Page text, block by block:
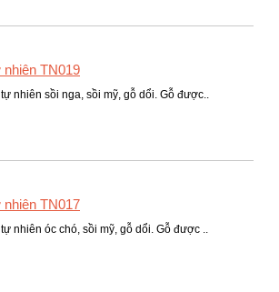
TN019
nhiên sồi nga, sồi mỹ, gỗ dổi. Gỗ được..
TN017
nhiên óc chó, sồi mỹ, gỗ dổi. Gỗ được ..